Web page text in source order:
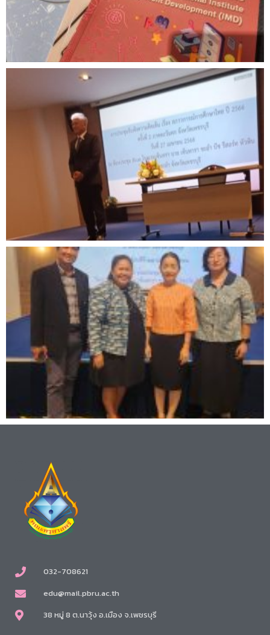
032-708621
edu@mail.pbru.ac.th
38 หมู่ 8 ต.นาวุ้ง อ.เมือง จ.เพชรบุรี